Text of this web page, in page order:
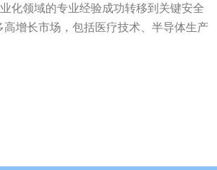
化领域的专业经验成功转移到关键安全
增长市场，包括医疗技术、半导体生产